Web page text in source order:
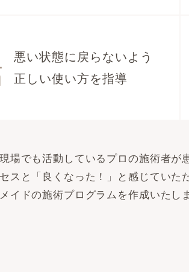
悪い状態に戻らないよう
正しい使い方を指導
場でも活動しているプロの施術者が
と「良くなった！」と感じていた
イドの施術プログラムを作成いたし